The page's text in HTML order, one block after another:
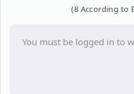
(8 According to